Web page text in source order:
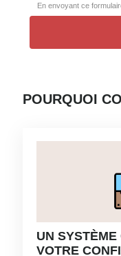
En envoyant ce
POURQUOI
UN
VOTRE